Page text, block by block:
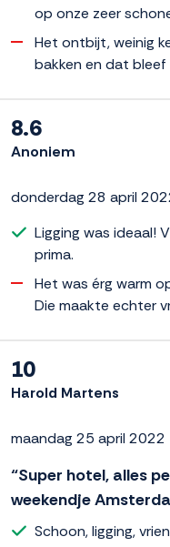
op onze zeer
Het ontbijt, weinig
bakken en dat
8.6
Anoniem
donderdag 28 april
Ligging was ideaal!
prima.
Het was érg warm
Die maakte echter
10
Harold Martens
maandag 25 april 2022
“Super hotel, alles
weekendje
Schoon, ligging,